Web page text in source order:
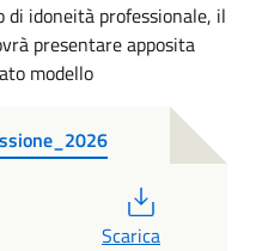
idoneità professionale, il
presentare apposita
modello
Scarica